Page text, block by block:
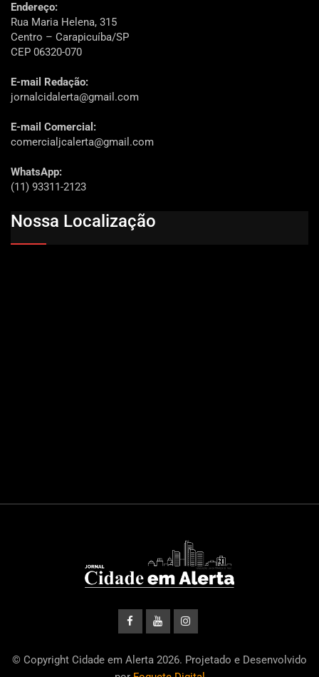
Endereço:
Rua Maria Helena, 315
Centro – Carapicuíba/SP
CEP 06320-070
E-mail Redação:
jornalcidalerta@gmail.com
E-mail Comercial:
comercialjcalerta@gmail.com
WhatsApp:
(11) 93311-2123
Nossa Localização
© Copyright Cidade em Alerta 2026. Projetado e Desenvolvido